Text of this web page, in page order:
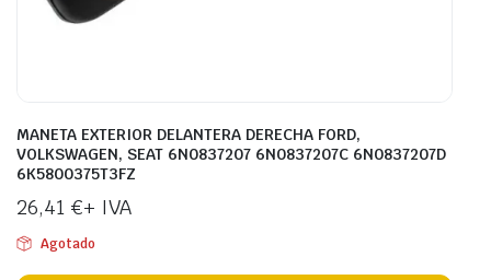
MANETA EXTERIOR DELANTERA DERECHA FORD,
VOLKSWAGEN, SEAT 6N0837207 6N0837207C 6N0837207D
6K5800375T3FZ
26,41 €+ IVA
Agotado